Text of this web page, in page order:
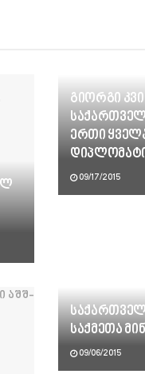
გიორგი
ერთი
09/17/2015
საქმეთა
09/06/2015